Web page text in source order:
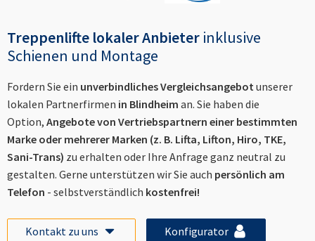
Treppenlifte lokaler Anbieter inklusive
Schienen und Montage
Fordern Sie ein unverbindliches Vergleichsangebotunserer
lokalen Partnerfirmen in Blindheim an. Sie haben die
Option, Angebote von Vertriebspartnern einer bestimmten
Marke oder mehrerer Marken (z. B. Lifta, Lifton, Hiro, TKE,
Sani-Trans) zu erhalten oder Ihre Anfrage ganz neutral zu
gestalten. Gerne unterstützen wir Sie auch persönlich am
Telefon - selbstverständlich kostenfrei!
Kontakt zu uns Konfigurator